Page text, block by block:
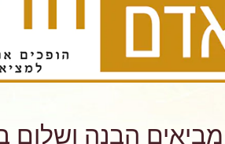
מביאים הבנה ושלום